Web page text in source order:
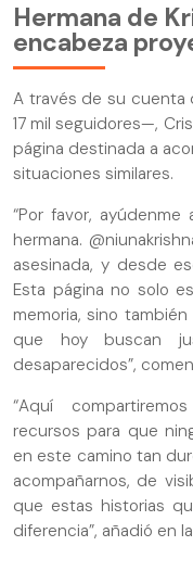
Hermana de
encabeza
A través de su cuenta
17 mil seguidores—,
página destinada a
situaciones similares.
“Por favor,
hermana.
asesinada, y desde
Esta página no solo
memoria, sino
que hoy buscan
desaparecidos”,
“Aquí
recursos para que
en este camino tan
acompañarnos, de
que estas historias
diferencia”, añadió en